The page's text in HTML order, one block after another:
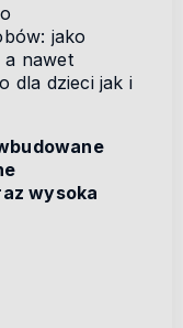
jako
nawet
dla dzieci jak i
wysoka